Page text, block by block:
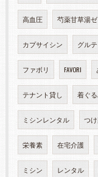
高血圧 芍薬甘草湯
カプサイシン グル
ファボリ FAVORI
テナント貸し 着ぐ
ミシンレンタル つ
栄養素 在宅介護
ミシン レンタル